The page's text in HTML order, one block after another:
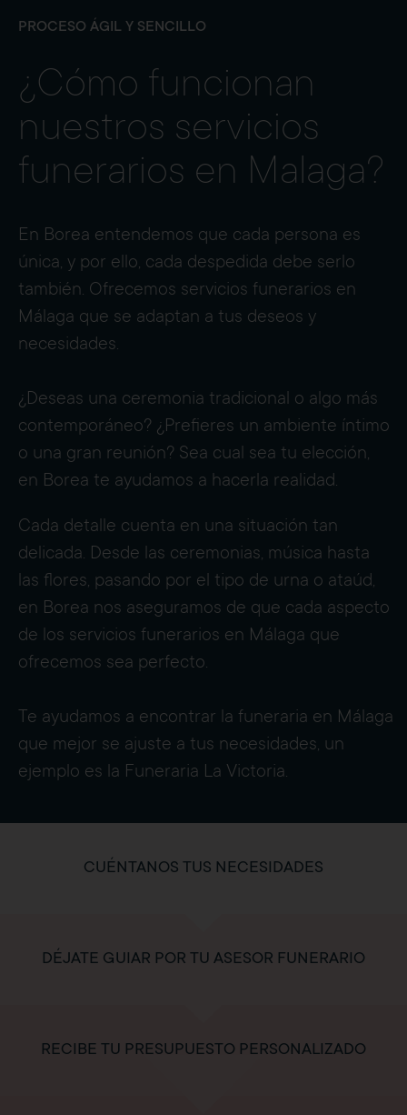
PROCESO ÁGIL Y SENCILLO
¿Cómo funcionan
nuestros servicios
funerarios en Malaga?
En Borea entendemos que cada persona es
única, y por ello, cada despedida debe serlo
también. Ofrecemos servicios funerarios en
Málaga que se adaptan a tus deseos y
necesidades.
¿Deseas una ceremonia tradicional o algo más
contemporáneo? ¿Prefieres un ambiente íntimo
o una gran reunión? Sea cual sea tu elección,
en Borea te ayudamos a hacerla realidad.
Cada detalle cuenta en una situación tan
delicada. Desde las ceremonias, música hasta
las flores, pasando por el tipo de urna o ataúd,
en Borea nos aseguramos de que cada aspecto
de los servicios funerarios en Málaga que
ofrecemos sea perfecto.
Te ayudamos a encontrar la funeraria en Málaga
que mejor se ajuste a tus necesidades, un
ejemplo es la Funeraria La Victoria.
CUÉNTANOS TUS NECESIDADES
DÉJATE GUIAR POR TU ASESOR FUNERARIO
RECIBE TU PRESUPUESTO PERSONALIZADO